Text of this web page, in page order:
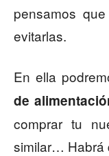
pensamos
evitarlas.
En ella
de
comprar tu
similar… Habrá